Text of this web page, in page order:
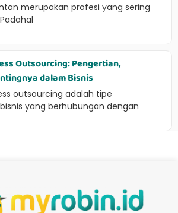
merupakan profesi yang sering
Outsourcing: Pengertian,
dalam Bisnis
outsourcing adalah tipe
yang berhubungan dengan